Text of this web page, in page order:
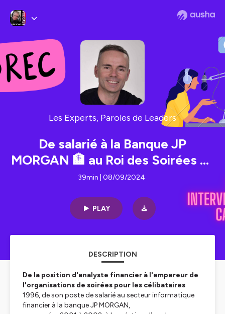
Les Experts, Paroles de Leaders
De salarié à la Banque JP
MORGAN 🏦 au Roi des Soirées du
Speed Dating | ITW Stéphane
39min | 08/09/2024
PLAY
DESCRIPTION
De la position d'analyste financier à l'empereur de
l'organisations de soirées pour les célibataires
1996, de son poste de salarié au secteur informatique
financier à la banque JP MORGAN,